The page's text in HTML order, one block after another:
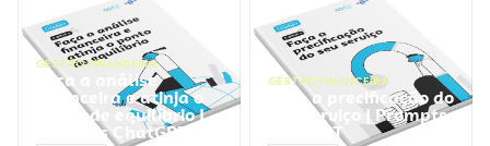
GESTÃO FINANCEIRA
Faça a análise
financeira e atinja o
ponto de equilíbrio |
Prompts ChatGPT
GESTÃO FINANCEIRA
Faça a precificação do
seu serviço | Prompts
ChatGPT